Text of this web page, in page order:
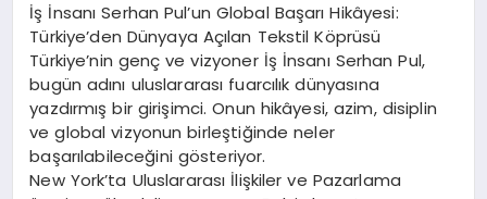
İş İnsanı Serhan Pul’un Global Başarı Hikâyesi:
Türkiye’den Dünyaya Açılan Tekstil Köprüsü
Türkiye’nin genç ve vizyoner İş İnsanı Serhan Pul,
bugün adını uluslararası fuarcılık dünyasına
yazdırmış bir girişimci. Onun hikâyesi, azim, disiplin
ve global vizyonun birleştiğinde neler
başarılabileceğini gösteriyor.
New York’ta Uluslararası İlişkiler ve Pazarlama